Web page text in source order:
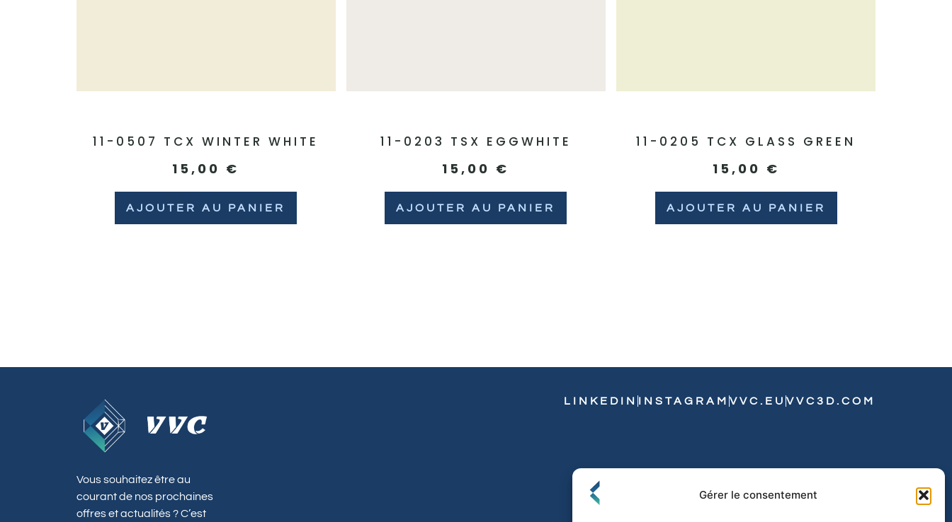
Gérer le consentement
11-0507 TCX WINTER WHITE
15,00 €
AJOUTER AU PANIER
11-0203 TSX EGGWHITE
15,00 €
AJOUTER AU PANIER
11-0205 TCX GLASS GREEN
15,00 €
AJOUTER AU PANIER
Vous souhaitez être au
courant de nos prochaines
offres et actualités ? C’est
LINKEDIN INSTAGRAM VVC.EU VVC3D.COM